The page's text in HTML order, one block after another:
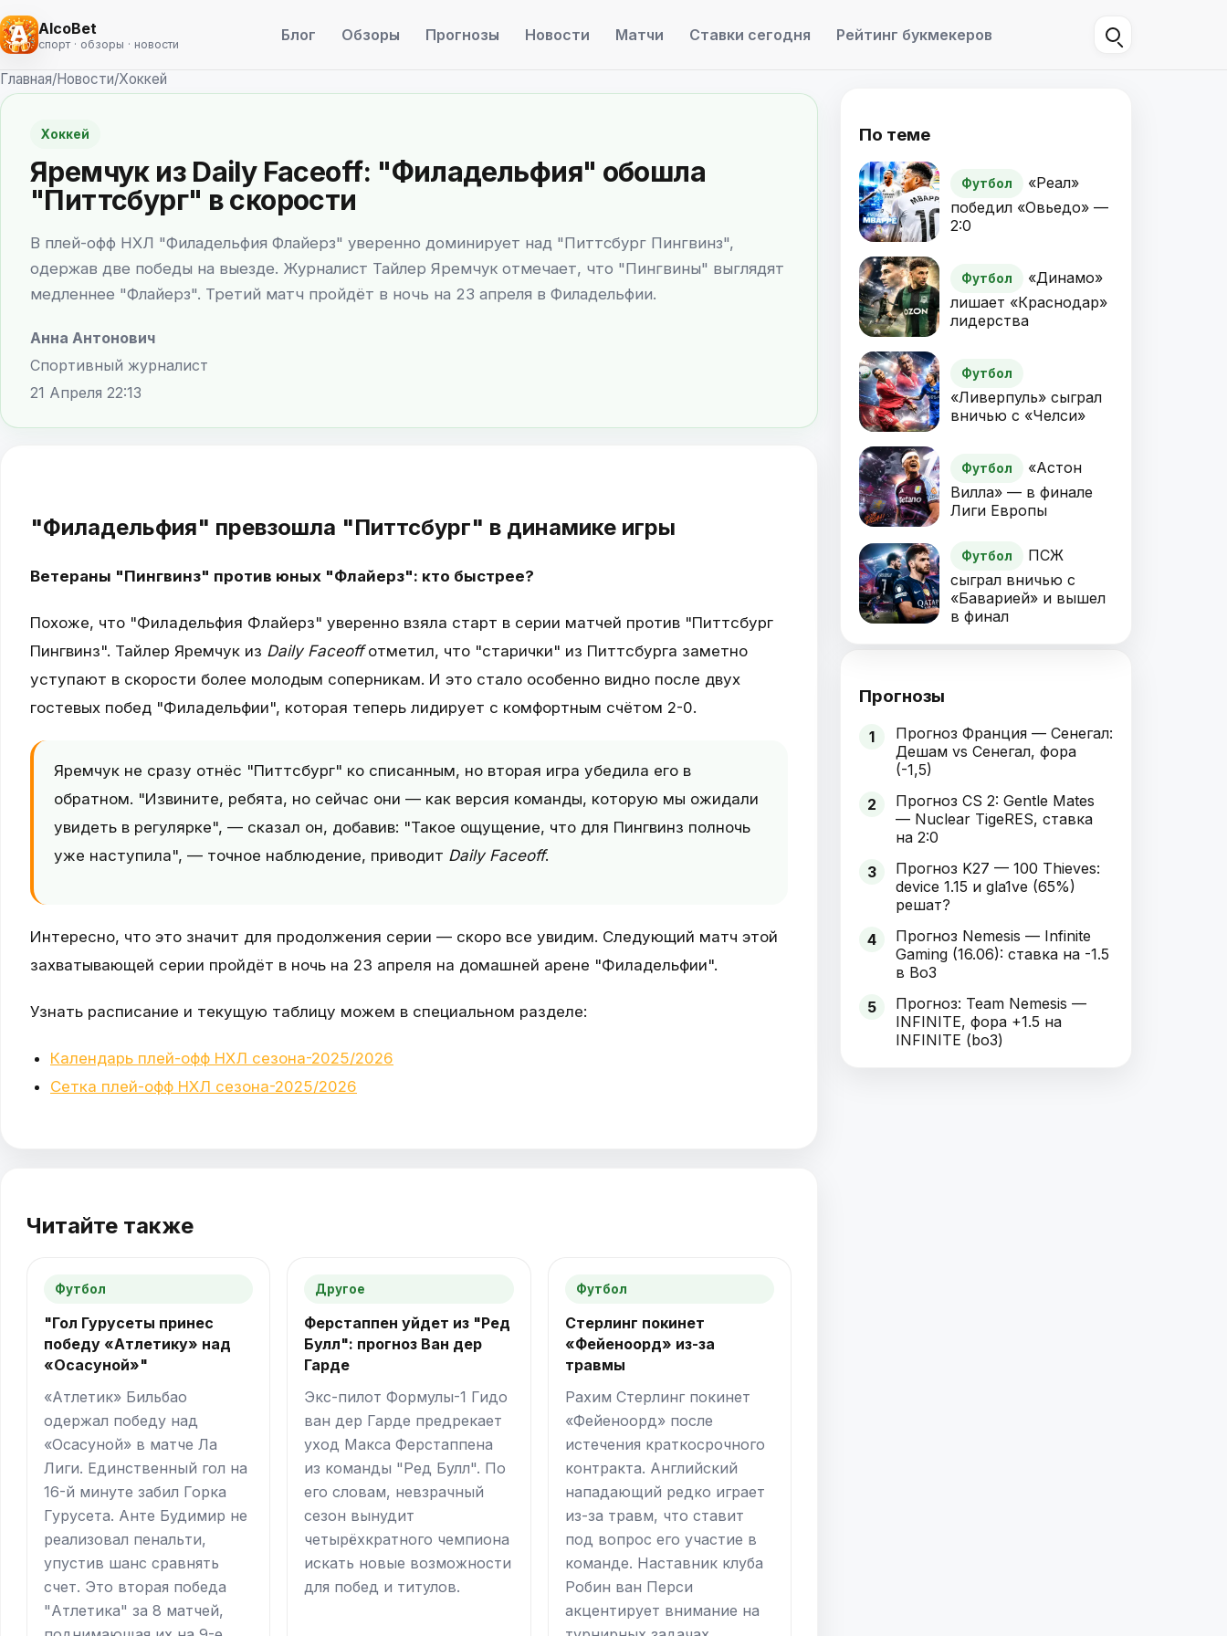
AlcoBet
спорт · обзоры · новости Блог Обзоры Прогнозы Новости Матчи Ставки сегодня Рейтинг букмекеров
Главная/Новости/Хоккей
Хоккей
Яремчук из Daily Faceoff: "Филадельфия" обошла
"Питтсбург" в скорости
В плей-офф НХЛ "Филадельфия Флайерз" уверенно доминирует над "Питтсбург Пингвинз",
одержав две победы на выезде. Журналист Тайлер Яремчук отмечает, что "Пингвины" выглядят
медленнее "Флайерз". Третий матч пройдёт в ночь на 23 апреля в Филадельфии.
Анна Антонович
Спортивный журналист
21 Апреля 22:13
"Филадельфия" превзошла "Питтсбург" в динамике игры
Ветераны "Пингвинз" против юных "Флайерз": кто быстрее?
Похоже, что "Филадельфия Флайерз" уверенно взяла старт в серии матчей против "Питтсбург
Пингвинз". Тайлер Яремчук из Daily Faceoffотметил, что "старички" из Питтсбурга заметно
уступают в скорости более молодым соперникам. И это стало особенно видно после двух
гостевых побед "Филадельфии", которая теперь лидирует с комфортным счётом 2-0.
Яремчук не сразу отнёс "Питтсбург" ко списанным, но вторая игра убедила его в
обратном. "Извините, ребята, но сейчас они — как версия команды, которую мы ожидали
увидеть в регулярке", — сказал он, добавив: "Такое ощущение, что для Пингвинз полночь
уже наступила", — точное наблюдение, приводит Daily Faceoff.
Интересно, что это значит для продолжения серии — скоро все увидим. Следующий матч этой
захватывающей серии пройдёт в ночь на 23 апреля на домашней арене "Филадельфии".
Узнать расписание и текущую таблицу можем в специальном разделе:
Календарь плей-офф НХЛ сезона-2025/2026
Сетка плей-офф НХЛ сезона-2025/2026
Читайте также
Футбол
"Гол Гурусеты принес
победу «Атлетику» над
«Осасуной»"
«Атлетик» Бильбао
одержал победу над
«Осасуной» в матче Ла
Лиги. Единственный гол на
16-й минуте забил Горка
Гурусета. Анте Будимир не
реализовал пенальти,
упустив шанс сравнять
счет. Это вторая победа
"Атлетика" за 8 матчей,
Другое
Ферстаппен уйдет из "Ред
Булл": прогноз Ван дер
Гарде
Экс-пилот Формулы-1 Гидо
ван дер Гарде предрекает
уход Макса Ферстаппена
из команды "Ред Булл". По
его словам, невзрачный
сезон вынудит
четырёхкратного чемпиона
искать новые возможности
для побед и титулов.
Футбол
Стерлинг покинет
«Фейеноорд» из-за
травмы
Рахим Стерлинг покинет
«Фейеноорд» после
истечения краткосрочного
контракта. Английский
нападающий редко играет
из-за травм, что ставит
под вопрос его участие в
команде. Наставник клуба
Робин ван Перси
акцентирует внимание на
По теме
Футбол
«Реал»
победил «Овьедо» —
2:0
Футбол
«Динамо»
лишает «Краснодар»
лидерства
Футбол
«Ливерпуль» сыграл
вничью с «Челси»
Футбол
«Астон
Вилла» — в финале
Лиги Европы
Футбол
ПСЖ
сыграл вничью с
«Баварией» и вышел
в финал
Прогнозы
1
Прогноз Франция — Сенегал:
Дешам vs Сенегал, фора
(-1,5)
2
Прогноз CS 2: Gentle Mates
— Nuclear TigeRES, ставка
на 2:0
3
Прогноз K27 — 100 Thieves:
device 1.15 и gla1ve (65%)
решат?
4
Прогноз Nemesis — Infinite
Gaming (16.06): ставка на -1.5
в Bo3
5
Прогноз: Team Nemesis —
INFINITE, фора +1.5 на
INFINITE (bo3)